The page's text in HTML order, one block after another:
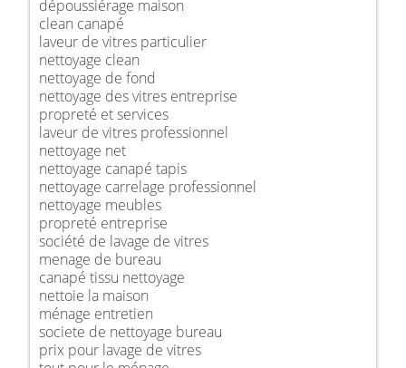
dépoussiérage maison
clean canapé
laveur de vitres particulier
nettoyage clean
nettoyage de fond
nettoyage des vitres entreprise
propreté et services
laveur de vitres professionnel
nettoyage net
nettoyage canapé tapis
nettoyage carrelage professionnel
nettoyage meubles
propreté entreprise
société de lavage de vitres
menage de bureau
canapé tissu nettoyage
nettoie la maison
ménage entretien
societe de nettoyage bureau
prix pour lavage de vitres